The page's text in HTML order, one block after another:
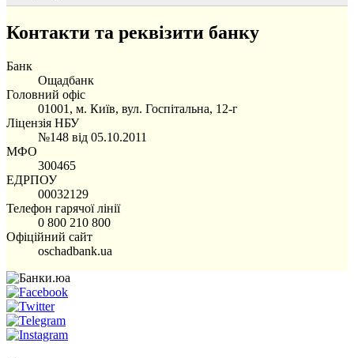
Контакти та реквізити банку
Банк
Ощадбанк
Головний офіс
01001, м. Київ, вул. Госпітальна, 12-г
Ліцензія НБУ
№148 від 05.10.2011
МФО
300465
ЕДРПОУ
00032129
Телефон гарячої лінії
0 800 210 800
Офіційний сайт
oschadbank.ua